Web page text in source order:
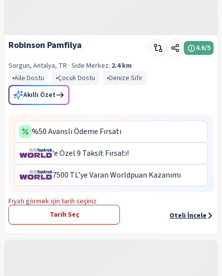
Robinson Pamfilya 4.6/5
Sorgun, Antalya, TR · Side Merkez: 2.4 km
Aile Dostu
Çocuk Dostu
Denize Sıfır
Akıllı Özet
%50 Avanslı Ödeme Fırsatı
‘e Özel 9 Taksit Fırsatı!
7500 TL’ye Varan Worldpuan Kazanımı
Fiyatı görmek için tarih seçiniz
Tarih Seç
Oteli İncele